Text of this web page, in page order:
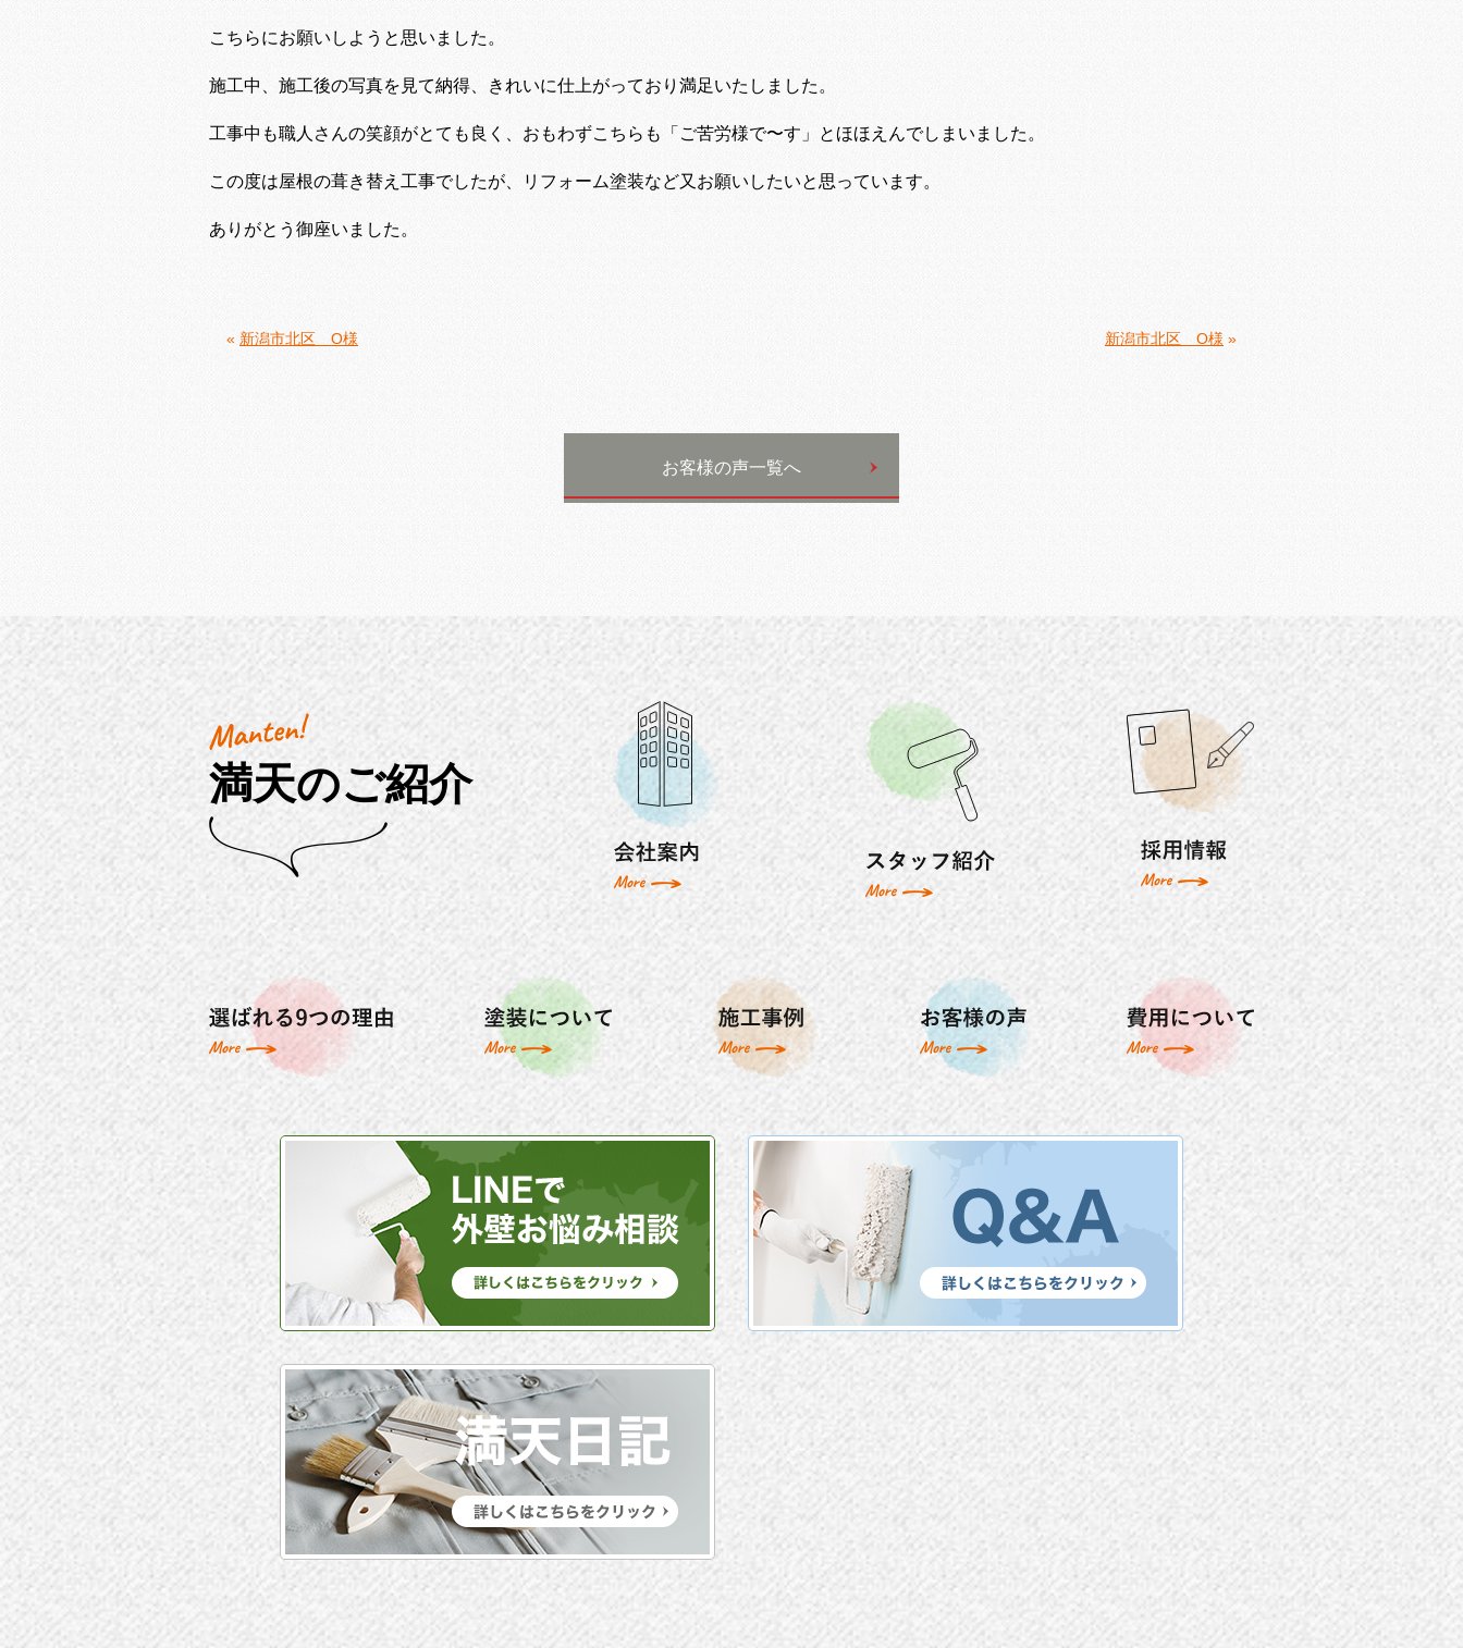
こちらにお願いしようと思いました。
施工中、施工後の写真を見て納得、きれいに仕上がっており満足いたしました。
工事中も職人さんの笑顔がとても良く、おもわずこちらも「ご苦労様で〜す」とほほえんでしまいました。
この度は屋根の葺き替え工事でしたが、リフォーム塗装など又お願いしたいと思っています。
ありがとう御座いました。
« 新潟市北区 O様 新潟市北区 O様 »
お客様の声一覧へ
満天のご紹介